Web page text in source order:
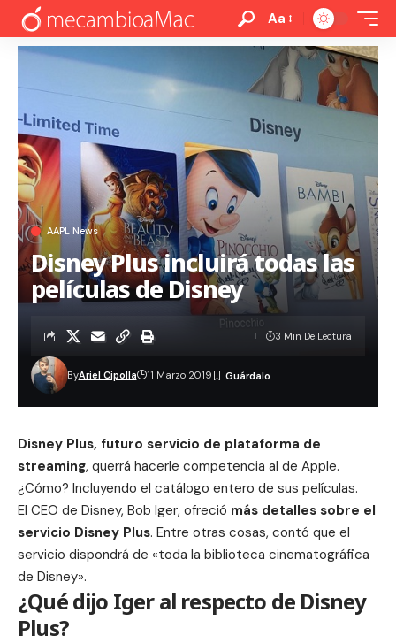
Aa
AAPL News
Disney Plus incluirá todas las
películas de Disney
ByAriel Cipolla 11 Marzo 2019
3 Min De Lectura
Disney Plus, futuro servicio de plataforma de
streaming, querrá hacerle competencia al de Apple.
¿Cómo? Incluyendo el catálogo entero de sus películas.
El CEO de Disney, Bob Iger, ofreció más detalles sobre el
servicio Disney Plus. Entre otras cosas, contó que el
servicio dispondrá de «toda la biblioteca cinematográfica
de Disney».
¿Qué dijo Iger al respecto de Disney
Plus?